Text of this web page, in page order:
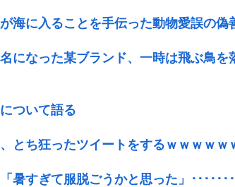
海に入ることを手伝った動物愛誤の偽
になった某ブランド、一時は飛ぶ鳥を
ついて語る
とち狂ったツイートをするｗｗｗｗｗ
暑すぎて服脱ごうかと思った」･･･････